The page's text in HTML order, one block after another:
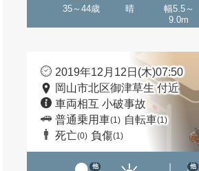
35～44歳 晴
幅5.5～
9.0m
2019年12月12日(木)07:50
岡山市北区御津草生 付近
車両相互 小破事故
普通乗用車(1) 自転車(1)
死亡(0) 負傷(1)
他 他